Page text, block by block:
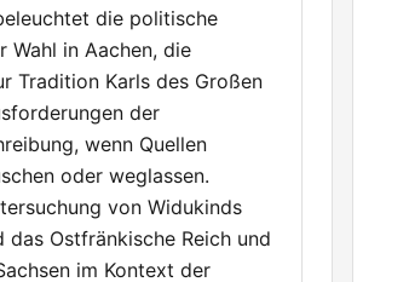
die politische
Wahl in Aachen, die
Tradition Karls des Großen
der
wenn Quellen
oder weglassen.
von Widukinds
das Ostfränkische Reich und
im Kontext der